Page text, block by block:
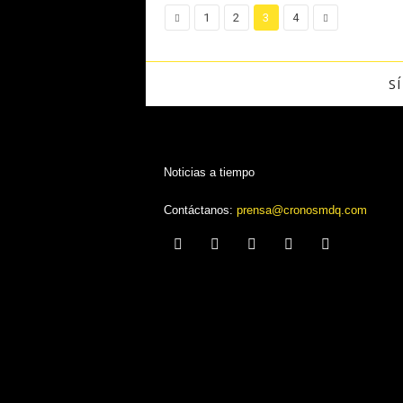
1 2 3 4
Noticias a tiempo
Contáctanos: prensa@cronosmdq.com